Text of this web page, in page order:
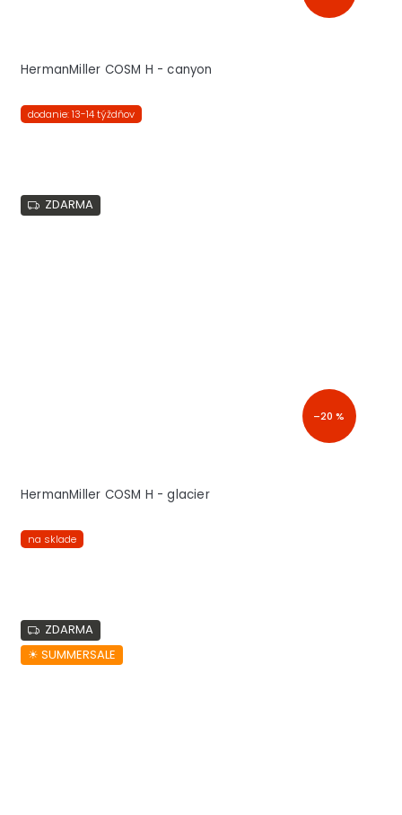
HermanMiller COSM H - canyon
dodanie: 13-14 týždňov
ZDARMA
–20 %
HermanMiller COSM H - glacier
na sklade
ZDARMA
☀︎ SUMMERSALE